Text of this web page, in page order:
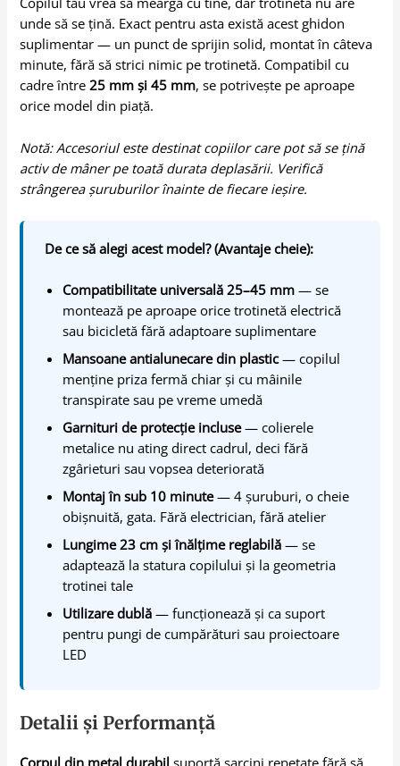
unde să se țină. Exact pentru asta există acest ghidon
suplimentar — un punct de sprijin solid, montat în câteva
minute, fără să strici nimic pe trotinetă. Compatibil cu
cadre între25 mm și 45 mm, se potrivește pe aproape
orice model din piață.
Notă: Accesoriul este destinat copiilor care pot să se țină
activ de mâner pe toată durata deplasării. Verifică
strângerea șuruburilor înainte de fiecare ieșire.
De ce să alegi acest model? (Avantaje cheie):
Compatibilitate universală 25–45 mm — se
montează pe aproape orice trotinetă electrică
sau bicicletă fără adaptoare suplimentare
Mansoane antialunecare din plastic— copilul
menține priza fermă chiar și cu mâinile
transpirate sau pe vreme umedă
Garnituri de protecție incluse— colierele
metalice nu ating direct cadrul, deci fără
zgârieturi sau vopsea deteriorată
Montaj în sub 10 minute— 4 șuruburi, o cheie
obișnuită, gata. Fără electrician, fără atelier
Lungime 23 cm și înălțime reglabilă — se
adaptează la statura copilului și la geometria
trotinei tale
Utilizare dublă — funcționează și ca suport
pentru pungi de cumpărături sau proiectoare
LED
Detalii și Performanță